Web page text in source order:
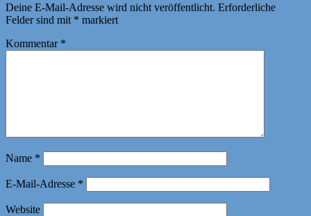
Deine E-Mail-Adresse wird nicht veröffentlicht. Erforderliche
Felder sind mit * markiert
Kommentar *
Name *
E-Mail-Adresse *
Website